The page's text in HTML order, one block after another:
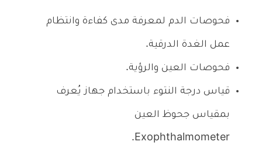
فحوصات الدم لمعرفة مدى كفاءة وانتظام
عمل الغدة الدرقية.
فحوصات العين والرؤية.
قياس درجة النتوء باستخدام جهاز يُعرف
بمقياس جحوظ العين
Exophthalmometer.